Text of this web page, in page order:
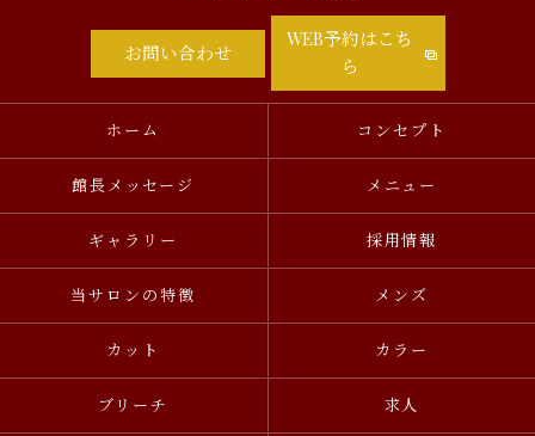
お問い合わせ
WEB予約はこち
ら
ホーム コンセプト
館長メッセージ メニュー
ギャラリー 採用情報
当サロンの特徴 メンズ
カット カラー
ブリーチ 求人